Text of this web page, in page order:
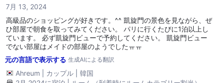
7月 13, 2024
高級品のショッピングが好きです。^^ 凱旋門の景色を見ながら、ぜ
ひ部屋で朝食を取ってみてください。 パリに行くたびに1泊以上し
ています。 必ず凱旋門ビューで予約してください。 凱旋門ビュー
でない部屋はメイドの部屋のようでしたㅠㅠ
元の言語で表示する 生成AIによる翻訳
Ahreum カップル
韓国